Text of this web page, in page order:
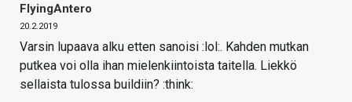
FlyingAntero
20.2.2019
Varsin lupaava alku etten sanoisi :lol:. Kahden mutkan
putkea voi olla ihan mielenkiintoista taitella. Liekkö
sellaista tulossa buildiin? :think: